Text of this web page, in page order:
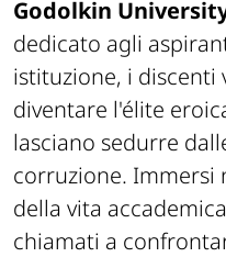
Godolkin
dedicato agli
istituzione, i discenti
diventare l'élite
lasciano sedurre
corruzione. Immersi
della vita
chiamati a